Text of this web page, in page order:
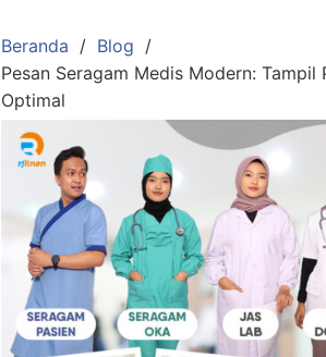
Beranda
Blog
Pesan Seragam Medis Modern:
Optimal